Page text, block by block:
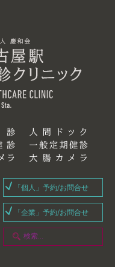
「個人」予約/お問合せ
「企業」予約/お問合せ